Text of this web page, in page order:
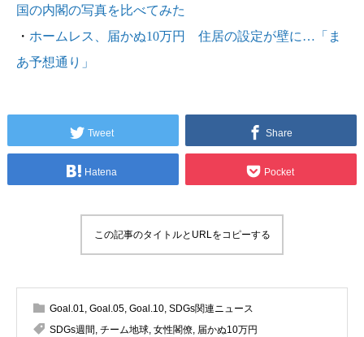
国の内閣の写真を比べてみた
・ ホームレス、届かぬ10万円 住居の設定が壁に…「ま
あ予想通り」
Tweet Share
Hatena Pocket
この記事のタイトルとURLをコピーする
Goal.01, Goal.05, Goal.10, SDGs関連ニュース
SDGs週間, チーム地球, 女性閣僚, 届かぬ10万円